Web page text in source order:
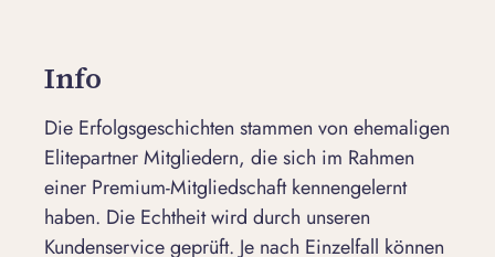
Info
Die Erfolgsgeschichten stammen von ehemaligen
Elitepartner Mitgliedern, die sich im Rahmen
einer Premium-Mitgliedschaft kennengelernt
haben. Die Echtheit wird durch unseren
Kundenservice geprüft. Je nach Einzelfall können